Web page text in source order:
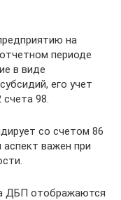
на
периоде
в виде
его учет
98.
со счетом 86
важен при
ДБП отображаются